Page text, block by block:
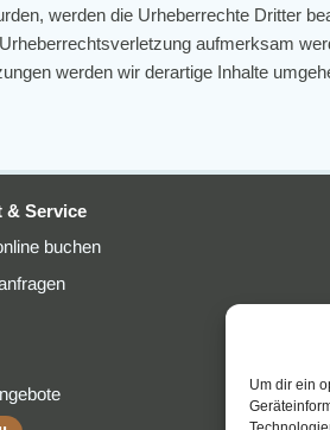
Um dir ein
werden die Urheberrechte Dritter
aufmerksam
werden wir derartige Inhalte
& Service
buchen